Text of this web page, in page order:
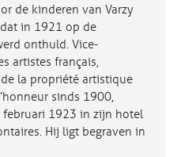
de kinderen van Varzy
in 1921 op de
onthuld. Vice-
artistes français,
la propriété artistique
sinds 1900,
februari 1923 in zijn hotel
Hij ligt begraven in